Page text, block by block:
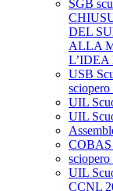
SGB
DEL
ALLA
USB
sciopero
UIL
UIL
COBAS
sciopero
UIL
CCNL